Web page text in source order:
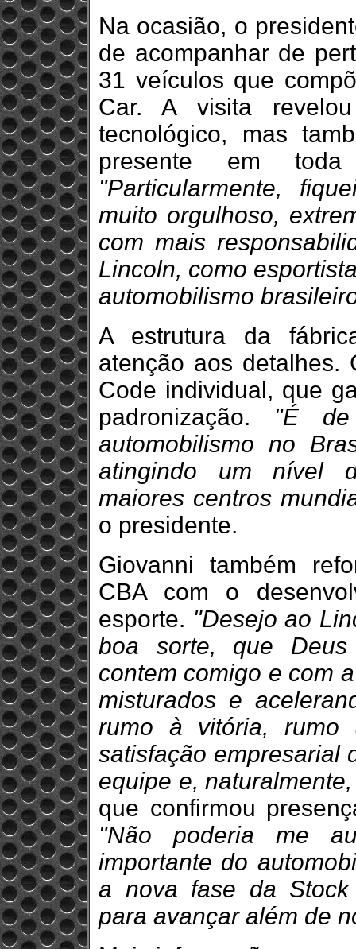
Na ocasião, o
de acompanhar de
31 veículos que
Car. A visita
tecnológico, mas
presente em
"Particularmente,
muito orgulhoso,
com mais
Lincoln, como
automobilismo
A estrutura da
atenção aos detalhes.
Code individual, que
padronização. "É
automobilismo no
atingindo um nível
maiores centros
o presidente.
Giovanni também
CBA com o
esporte. "Desejo ao
boa sorte, que
contem comigo e com
misturados e
rumo à vitória, rumo
satisfação empresarial
equipe e,
que confirmou
"Não poderia me
importante do
a nova fase da Stock
para avançar além de